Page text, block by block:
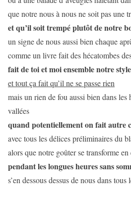
que notre nous à nous ne soit pas une
et qu’il soit trempé plutôt de notre
un signe de nous aussi bien chaque
comme un livre fait des hécatombes
fait de toi et moi ensemble notre style
et tout ça fait qu’il ne se passe rien
mais un rien de fou aussi bien dans les
vallées
quand potentiellement on fait autre
avec tous les délices préliminaires du
alors que notre goûter se transforme
pendant les longues heures sans
s’en dessous dessus de nous dans tous